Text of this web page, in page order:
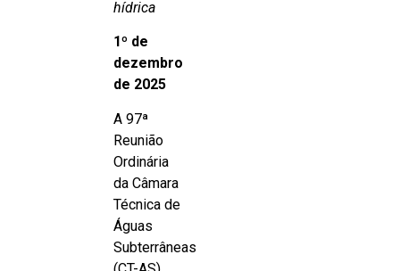
hídrica
1º de
dezembro
de 2025
A 97ª
Reunião
Ordinária
da Câmara
Técnica de
Águas
Subterrâneas